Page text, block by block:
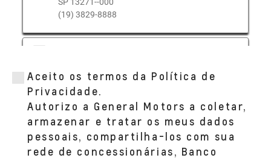
(19) 3829-8888
BAIRRO JARDIM SAO MATHEUS VINHEDO,
SP 13280--000
(19) 3836-6600
Aceito os termos da Política de
Privacidade.
Autorizo a General Motors a coletar,
armazenar e tratar os meus dados
pessoais, compartilha-los com sua
rede de concessionárias, Banco